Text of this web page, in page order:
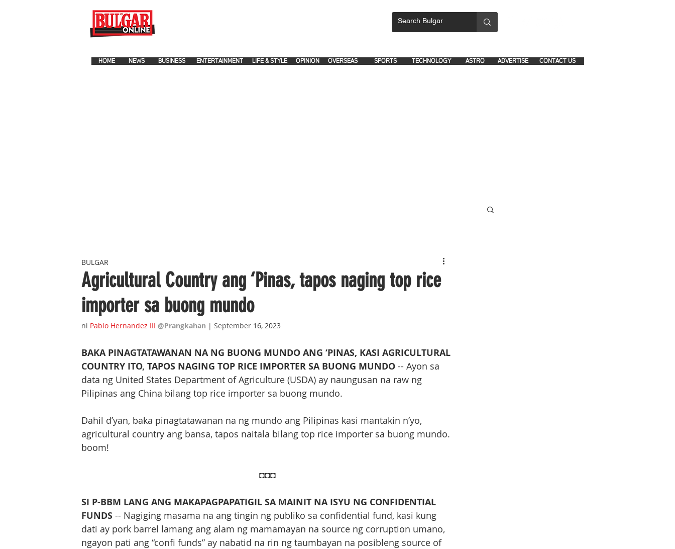
CONTACT US
ADVERTISE
ASTRO
TECHNOLOGY
SPORTS
OVERSEAS
OPINION
LIFE & STYLE
ENTERTAINMENT
NEWS
HOME BUSINESS . .
Agricultural Country ang ‘Pinas, tapos naging top rice
importer sa buong mundo
BULGAR
ni Pablo Hernandez III @Prangkahan | September 16, 2023
BAKA PINAGTATAWANAN NA NG BUONG MUNDO ANG ‘PINAS, KASI AGRICULTURAL
COUNTRY ITO, TAPOS NAGING TOP RICE IMPORTER SA BUONG MUNDO -- Ayon sa
data ng United States Department of Agriculture (USDA) ay naungusan na raw ng
Pilipinas ang China bilang top rice importer sa buong mundo.
Dahil d’yan, baka pinagtatawanan na ng mundo ang Pilipinas kasi mantakin n’yo,
agricultural country ang bansa, tapos naitala bilang top rice importer sa buong mundo.
boom!
◘◘◘
SI P-BBM LANG ANG MAKAPAGPAPATIGIL SA MAINIT NA ISYU NG CONFIDENTIAL
FUNDS -- Nagiging masama na ang tingin ng publiko sa confidential fund, kasi kung
dati ay pork barrel lamang ang alam ng mamamayan na source ng corruption umano,
ngayon pati ang “confi funds” ay nabatid na rin ng taumbayan na posibleng source of